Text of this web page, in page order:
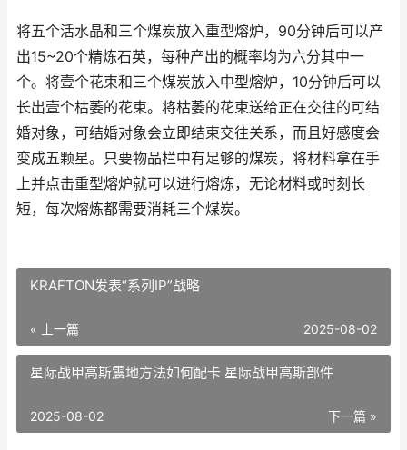
将五个活水晶和三个煤炭放入重型熔炉，90分钟后可以产
出15~20个精炼石英，每种产出的概率均为六分其中一
个。将壹个花束和三个煤炭放入中型熔炉，10分钟后可以
长出壹个枯萎的花束。将枯萎的花束送给正在交往的可结
婚对象，可结婚对象会立即结束交往关系，而且好感度会
变成五颗星。只要物品栏中有足够的煤炭，将材料拿在手
上并点击重型熔炉就可以进行熔炼，无论材料或时刻长
短，每次熔炼都需要消耗三个煤炭。
KRAFTON发表“系列IP”战略
« 上一篇 2025-08-02
星际战甲高斯震地方法如何配卡 星际战甲高斯部件
下一篇 »
2025-08-02